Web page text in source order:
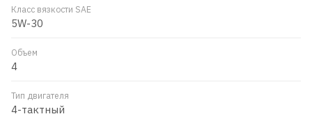
Класс вязкости SAE
5W-30
Объем
4
Тип двигателя
4-тактный